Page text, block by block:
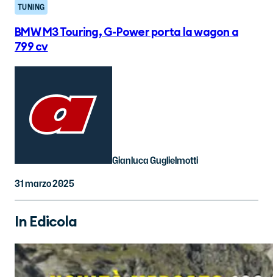
TUNING
BMW M3 Touring, G-Power porta la wagon a
799 cv
Gianluca Guglielmotti
31 marzo 2025
In Edicola